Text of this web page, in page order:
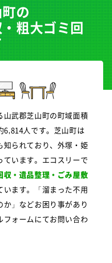
の
粗大ゴミ回
武郡芝山町の町域面積
6,814人です。芝山町は
知られており、外塚・姫
います。エコスリーで
収・遺品整理・ごみ屋敷
います。「溜まった不用
」などお困り事があり
フォームにてお問い合わ